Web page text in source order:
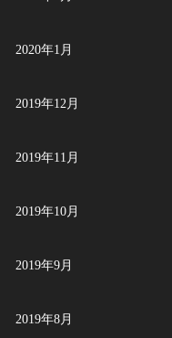
2020年1月
2019年12月
2019年11月
2019年10月
2019年9月
2019年8月